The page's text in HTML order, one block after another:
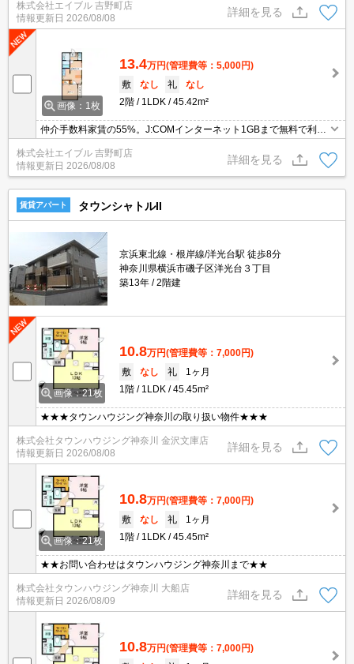
株式会社エイブル 吉野町店
情報更新日 2026/08/08
詳細を見る
画像：1枚
13.4万円(管理費等：5,000円)
敷
なし 礼
なし
2階
1LDK 45.42m²
仲介手数料家賃の55%。J:COMインターネット1GBまで無料で利用
可能。最新の空室状況はお気軽にお問い合わせ下さい。
株式会社エイブル 吉野町店
情報更新日 2026/08/08
詳細を見る
賃貸アパート タウンシャトルII
京浜東北線・根岸線/洋光台駅 徒歩8分
神奈川県横浜市磯子区洋光台３丁目
築13年
2階建
画像：21枚
10.8万円(管理費等：7,000円)
敷
なし 礼
1ヶ月
1階
1LDK 45.45m²
★★★タウンハウジング神奈川の取り扱い物件★★★
株式会社タウンハウジング神奈川 金沢文庫店
情報更新日 2026/08/08
詳細を見る
画像：21枚
10.8万円(管理費等：7,000円)
敷
なし 礼
1ヶ月
1階
1LDK 45.45m²
★★お問い合わせはタウンハウジング神奈川まで★★
株式会社タウンハウジング神奈川 大船店
情報更新日 2026/08/09
詳細を見る
10.8万円(管理費等：7,000円)